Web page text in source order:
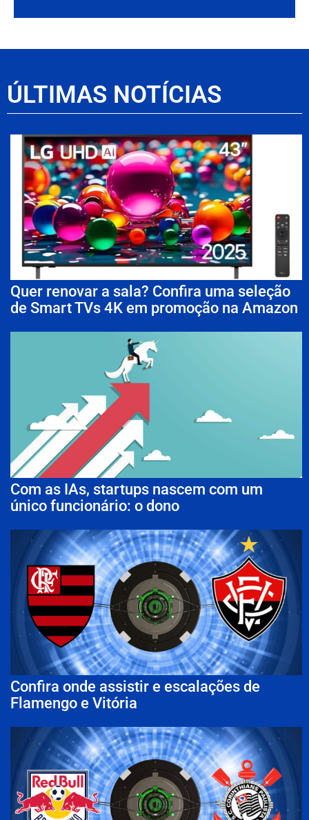
ÚLTIMAS NOTÍCIAS
Quer renovar a sala? Confira uma seleção
de Smart TVs 4K em promoção na Amazon
Com as IAs, startups nascem com um
único funcionário: o dono
Confira onde assistir e escalações de
Flamengo e Vitória